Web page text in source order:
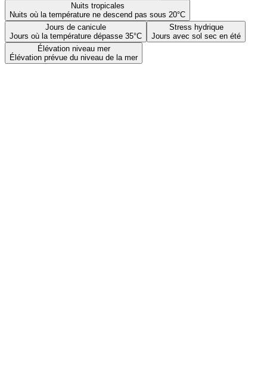
Nuits tropicales
Nuits où la température ne descend pas sous 20°C
Jours de canicule
Jours où la température dépasse 35°C
Stress hydrique
Jours avec sol sec en été
Élévation niveau mer
Élévation prévue du niveau de la mer